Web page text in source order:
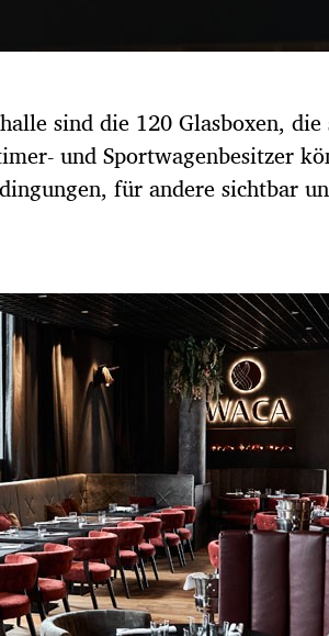
sind die 120 Glasboxen,
und Sportwagenbesitzer
für andere sichtbar